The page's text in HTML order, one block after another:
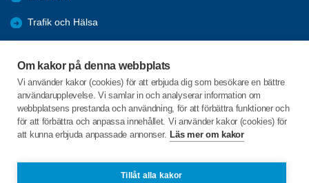
Om kakor på denna webbplats
Vi använder kakor (cookies) för att erbjuda dig som besökare en bättre
användarupplevelse. Vi samlar in och analyserar information om
webbplatsens prestanda och användning, för att förbättra funktioner och
för att förbättra och anpassa innehållet. Vi använder kakor (cookies) för
att kunna erbjuda anpassade annonser. Läs mer om kakor
Tillåt alla kakor
Trafik och Hälsa
Föreningars öppna aktiviteter
Seniorrådet med rapporter
C/o:Kerstin la Fleur Jeppsson